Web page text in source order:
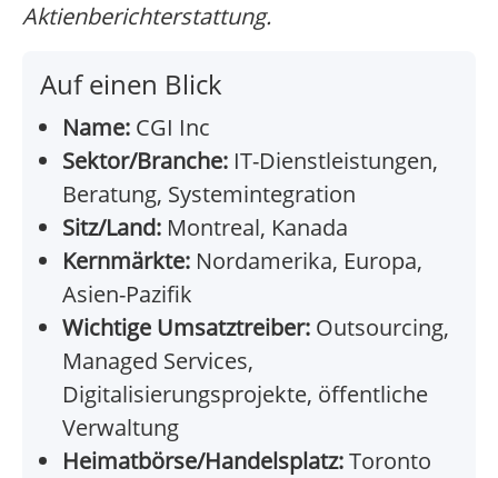
Aktienberichterstattung.
Auf einen Blick
Name: CGI Inc
Sektor/Branche: IT-Dienstleistungen,
Beratung, Systemintegration
Sitz/Land: Montreal, Kanada
Kernmärkte: Nordamerika, Europa,
Asien-Pazifik
Wichtige Umsatztreiber: Outsourcing,
Managed Services,
Digitalisierungsprojekte, öffentliche
Verwaltung
Heimatbörse/Handelsplatz:Toronto